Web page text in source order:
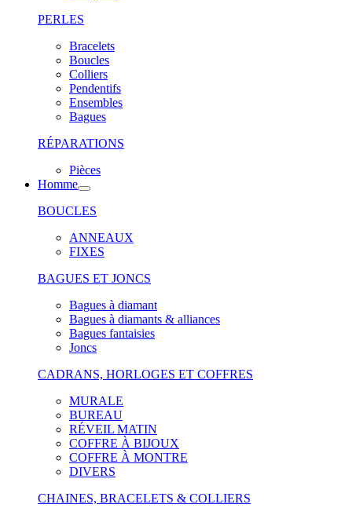
PERLES
Bracelets
Boucles
Colliers
Pendentifs
Ensembles
Bagues
RÉPARATIONS
Pièces
Homme
BOUCLES
ANNEAUX
FIXES
BAGUES ET JONCS
Bagues à diamant
Bagues à diamants & alliances
Bagues fantaisies
Joncs
CADRANS, HORLOGES ET COFFRES
MURALE
BUREAU
RÉVEIL MATIN
COFFRE À BIJOUX
COFFRE À MONTRE
DIVERS
CHAINES, BRACELETS & COLLIERS